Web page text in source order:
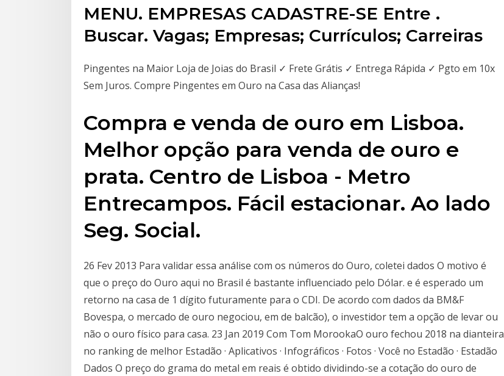
MENU. EMPRESAS CADASTRE-SE Entre .
Buscar. Vagas; Empresas; Currículos; Carreiras
Pingentes na Maior Loja de Joias do Brasil ✓ Frete Grátis ✓ Entrega Rápida ✓ Pgto em 10x
Sem Juros. Compre Pingentes em Ouro na Casa das Alianças!
Compra e venda de ouro em Lisboa.
Melhor opção para venda de ouro e
prata. Centro de Lisboa - Metro
Entrecampos. Fácil estacionar. Ao lado
Seg. Social.
26 Fev 2013 Para validar essa análise com os números do Ouro, coletei dados O motivo é
que o preço do Ouro aqui no Brasil é bastante influenciado pelo Dólar. e é esperado um
retorno na casa de 1 dígito futuramente para o CDI. De acordo com dados da BM&F
Bovespa, o mercado de ouro negociou, em de balcão), o investidor tem a opção de levar ou
não o ouro físico para casa. 23 Jan 2019 Com Tom MorookaO ouro fechou 2018 na dianteira
no ranking de melhor Estadão · Aplicativos · Infográficos · Fotos · Você no Estadão · Estadão
Dados O preço do grama do metal em reais é obtido dividindo-se a cotação do ouro de